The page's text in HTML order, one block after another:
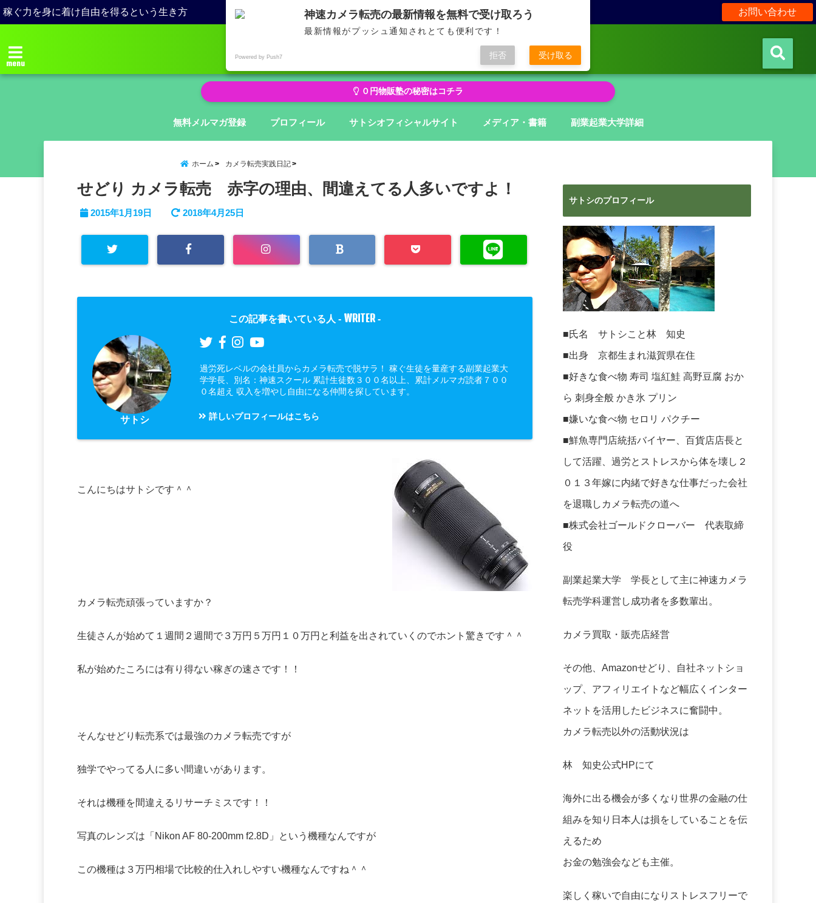
稼ぐ力を身に着け自由を得るという生き方 お問い合わせ
せどり・転売から物販にステージアップ
menu 無在庫から億を狙う０円物販
０円物販塾の秘密はコチラ
無料メルマガ登録 プロフィール サトシオフィシャルサイト メディア・書籍 副業起業大学詳細
ホーム カメラ転売実践日記
せどり カメラ転売 赤字の理由、間違えてる人多いですよ！
2015年1月19日 2018年4月25日
この記事を書いている人 - WRITER -
サトシ
過労死レベルの会社員からカメラ転売で脱サラ！ 稼ぐ生徒を量産する副業起業大
学学長、別名：神速スクール 累計生徒数３００名以上、累計メルマガ読者７００
０名超え 収入を増やし自由になる仲間を探しています。
詳しいプロフィールはこちら
こんにちはサトシです＾＾
カメラ転売頑張っていますか？
生徒さんが始めて１週間２週間で３万円５万円１０万円と利益を出されていくのでホント驚きです＾＾
私が始めたころには有り得ない稼ぎの速さです！！
そんなせどり転売系では最強のカメラ転売ですが
独学でやってる人に多い間違いがあります。
それは機種を間違えるリサーチミスです！！
写真のレンズは「Nikon AF 80-200mm f2.8D」という機種なんですが
この機種は３万円相場で比較的仕入れしやすい機種なんですね＾＾
サトシのプロフィール
■氏名 サトシこと林 知史
■出身 京都生まれ滋賀県在住
■好きな食べ物 寿司 塩紅鮭 高野豆腐 おか
ら 刺身全般 かき氷 プリン
■嫌いな食べ物 セロリ パクチー
■鮮魚専門店統括バイヤー、百貨店店長と
して活躍、過労とストレスから体を壊し２
０１３年嫁に内緒で好きな仕事だった会社
を退職しカメラ転売の道へ
■株式会社ゴールドクローバー 代表取締
役
副業起業大学 学長として主に神速カメラ
転売学科運営し成功者を多数輩出。
カメラ買取・販売店経営
その他、Amazonせどり、自社ネットショ
ップ、アフィリエイトなど幅広くインター
ネットを活用したビジネスに奮闘中。
カメラ転売以外の活動状況は
林 知史公式HPにて
海外に出る機会が多くなり世界の金融の仕
組みを知り日本人は損をしていることを伝
えるため
お金の勉強会なども主催。
楽しく稼いで自由になりストレスフリーで
神速カメラ転売の最新情報を無料で受け取ろう
最新情報がプッシュ通知されとても便利です！
Powered by Push7 拒否 受け取る